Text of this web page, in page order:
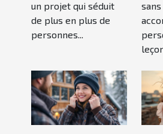
un projet qui séduit
de plus en plus de
personnes...
sans